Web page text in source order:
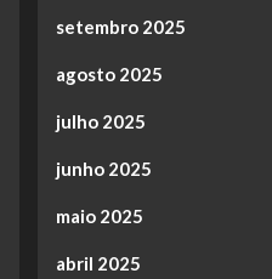
setembro 2025
agosto 2025
julho 2025
junho 2025
maio 2025
abril 2025